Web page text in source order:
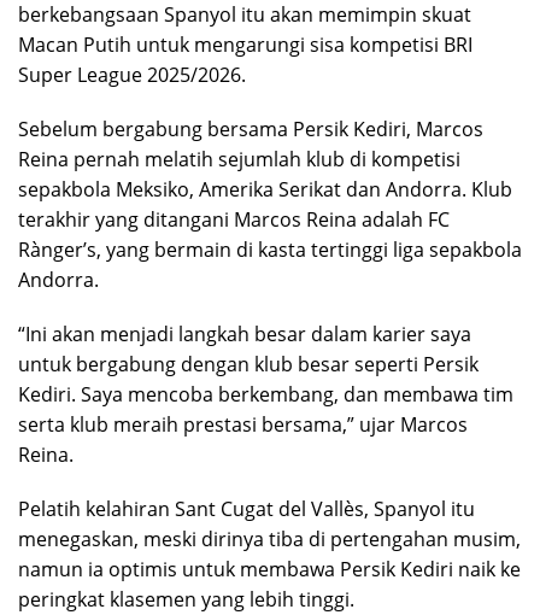
berkebangsaan Spanyol itu akan memimpin skuat
Macan Putih untuk mengarungi sisa kompetisi BRI
Super League 2025/2026.
Sebelum bergabung bersama Persik Kediri, Marcos
Reina pernah melatih sejumlah klub di kompetisi
sepakbola Meksiko, Amerika Serikat dan Andorra. Klub
terakhir yang ditangani Marcos Reina adalah FC
Rànger’s, yang bermain di kasta tertinggi liga sepakbola
Andorra.
“Ini akan menjadi langkah besar dalam karier saya
untuk bergabung dengan klub besar seperti Persik
Kediri. Saya mencoba berkembang, dan membawa tim
serta klub meraih prestasi bersama,” ujar Marcos
Reina.
Pelatih kelahiran Sant Cugat del Vallès, Spanyol itu
menegaskan, meski dirinya tiba di pertengahan musim,
namun ia optimis untuk membawa Persik Kediri naik ke
peringkat klasemen yang lebih tinggi.